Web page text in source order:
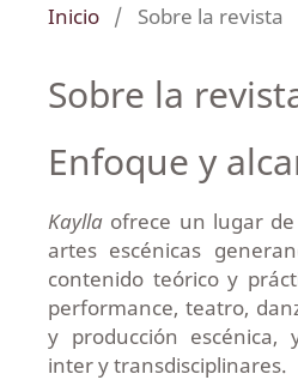
Inicio / Sobre la revista
Sobre la
Enfoque y
Kayllaofrece un lugar
artes escénicas
contenido teórico y
performance, teatro,
y producción escénica,
inter y transdisciplinares.